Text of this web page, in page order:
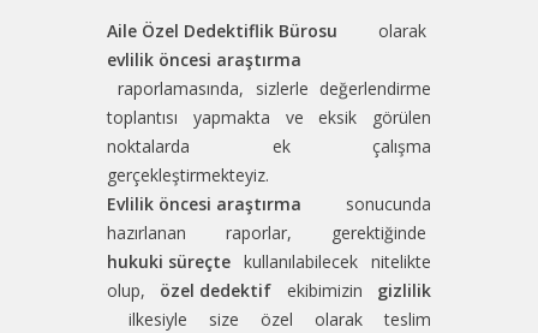
Aile Özel Dedektiflik Bürosu olarak
evlilik öncesi araştırma
raporlamasında, sizlerle değerlendirme
toplantısı yapmakta ve eksik görülen
noktalarda ek çalışma
gerçekleştirmekteyiz.
Evlilik öncesi araştırma sonucunda
hazırlanan raporlar, gerektiğinde
hukuki süreçte kullanılabilecek nitelikte
olup, özel dedektif ekibimizin gizlilik
ilkesiyle size özel olarak teslim